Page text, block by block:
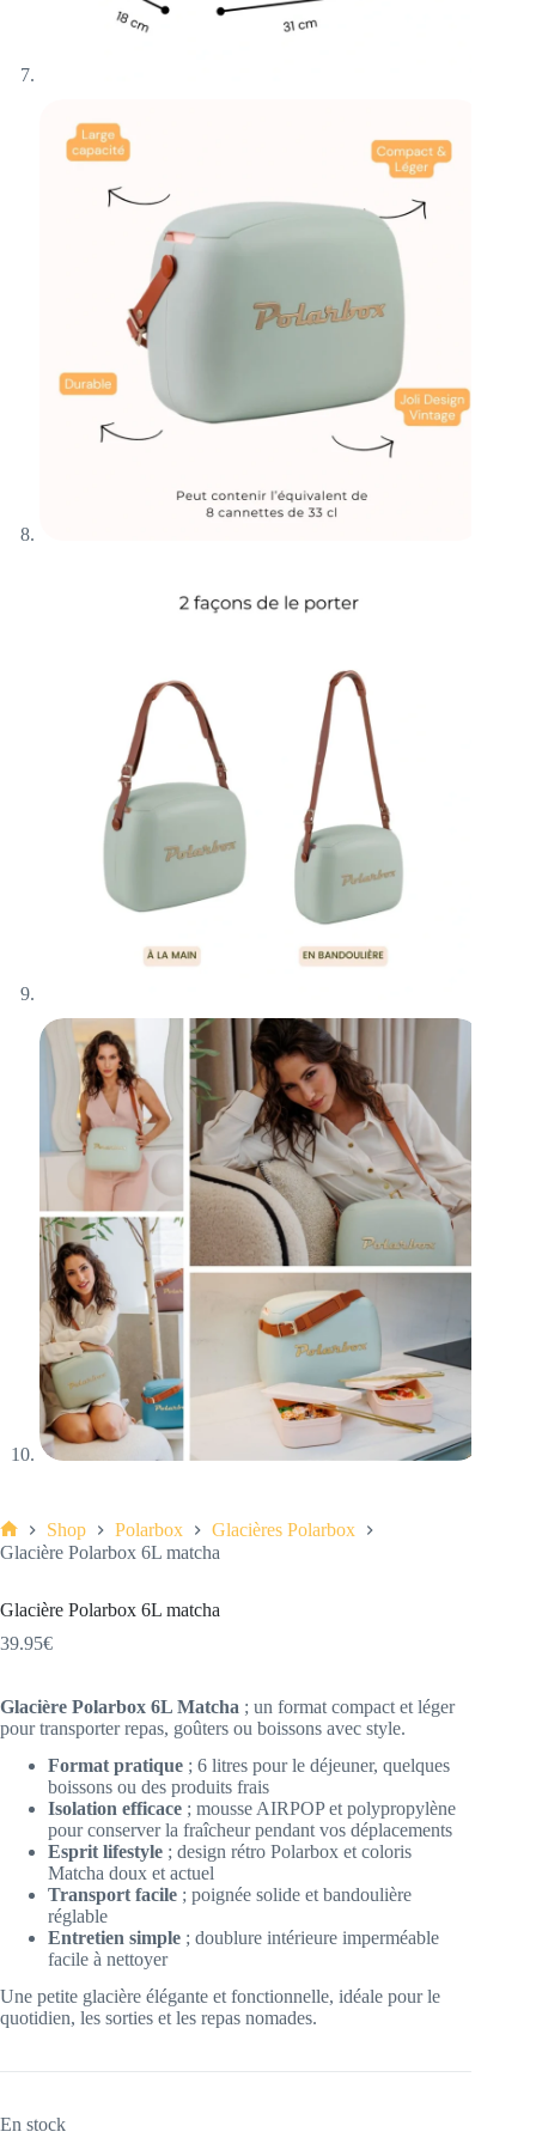
Accueil
Shop Polarbox
Glacières Polarbox
Glacière Polarbox 6L matcha
Glacière Polarbox 6L matcha
39.95€
Glacière Polarbox 6L Matcha ; un format compact et léger
pour transporter repas, goûters ou boissons avec style.
Format pratique ; 6 litres pour le déjeuner, quelques
boissons ou des produits frais
Isolation efficace ; mousse AIRPOP et polypropylène
pour conserver la fraîcheur pendant vos déplacements
Esprit lifestyle ; design rétro Polarbox et coloris
Matcha doux et actuel
Transport facile ; poignée solide et bandoulière
réglable
Entretien simple ; doublure intérieure imperméable
facile à nettoyer
Une petite glacière élégante et fonctionnelle, idéale pour le
quotidien, les sorties et les repas nomades.
En stock